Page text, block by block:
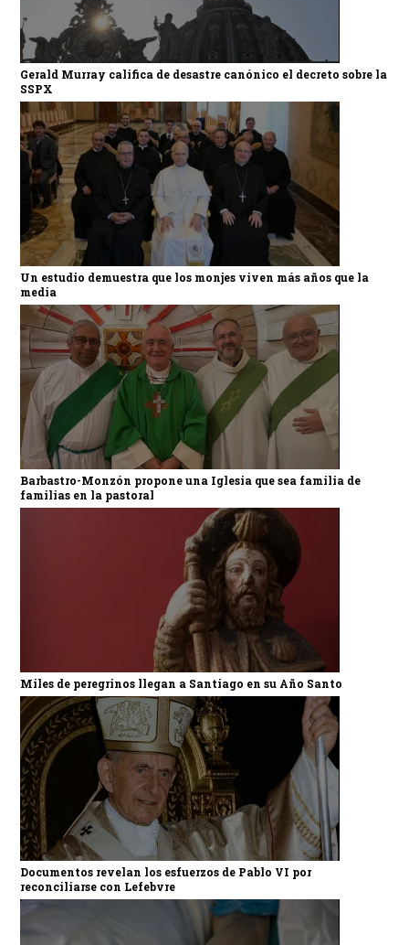
Gerald Murray califica de desastre canónico el decreto sobre la
SSPX
Un estudio demuestra que los monjes viven más años que la
media
Barbastro-Monzón propone una Iglesia que sea familia de
familias en la pastoral
Miles de peregrinos llegan a Santiago en su Año Santo
Documentos revelan los esfuerzos de Pablo VI por
reconciliarse con Lefebvre